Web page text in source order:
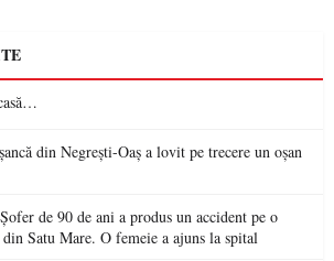
din Negrești-Oaș a lovit pe trecere un oșan
de 90 de ani a produs un accident pe o
Satu Mare. O femeie a ajuns la spital